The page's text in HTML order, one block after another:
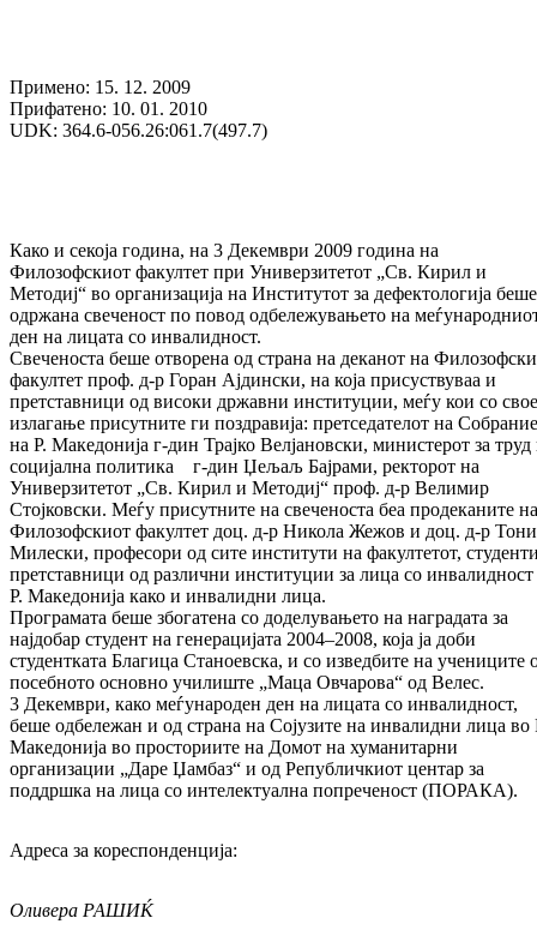
Примено: 15. 12. 2009
Прифатено: 10. 01. 2010
UDK: 364.6-056.26:061.7(497.7)
Како и секоја година, на 3 Декември 2009 година на
Филозофскиот факултет при Универзитетот „Св. Кирил и
Методиј“ во организација на Институтот за дефектологија беше
одржана свеченост по повод одбележувањето на
ден на лицата со инвалидност.
Свеченоста беше отворена од страна на деканот на
факултет проф. д-р Горан Ајдински, на која присуствуваа и
претставници од високи државни институции, меѓу кои со свое
излагање присутните ги поздравија: претседателот на
на Р. Македонија г-дин Трајко Велјановски, министерот за труд
социјална политика г-дин Џељаљ Бајрами, ректорот на
Универзитетот „Св. Кирил и Методиј“ проф. д-р Велимир
Стојковски. Меѓу присутните на свеченоста беа продеканите на
Филозофскиот факултет доц. д-р Никола Жежов и доц. д-р Тони
Милески, професори од сите институти на факултетот,
претставници од различни институции за лица со инвалидност
Р. Македонија како и инвалидни лица.
Програмата беше збогатена со доделувањето на наградата за
најдобар студент на генерацијата 2004–2008, која ја доби
студентката Благица Станоевска, и со изведбите на учениците
посебното основно училиште „Маца Овчарова“ од Велес.
3 Декември, како меѓународен ден на лицата со инвалидност,
беше одбележан и од страна на Сојузите на инвалидни лица во
Македонија во просториите на Домот на хуманитарни
организации „Даре Џамбаз“ и од Републичкиот центар за
поддршка на лица со интелектуална попреченост (ПОРАКА).
Адреса за кореспонденција:
Оливера РАШИЌ